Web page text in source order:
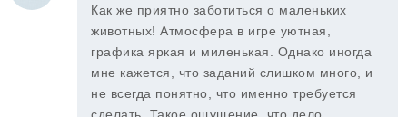
Как же приятно заботиться о маленьких
животных! Атмосфера в игре уютная,
графика яркая и миленькая. Однако иногда
мне кажется, что заданий слишком много, и
не всегда понятно, что именно требуется